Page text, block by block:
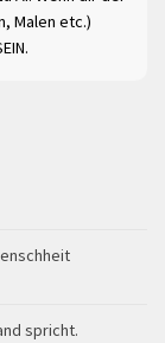
Malen etc.)
spricht.